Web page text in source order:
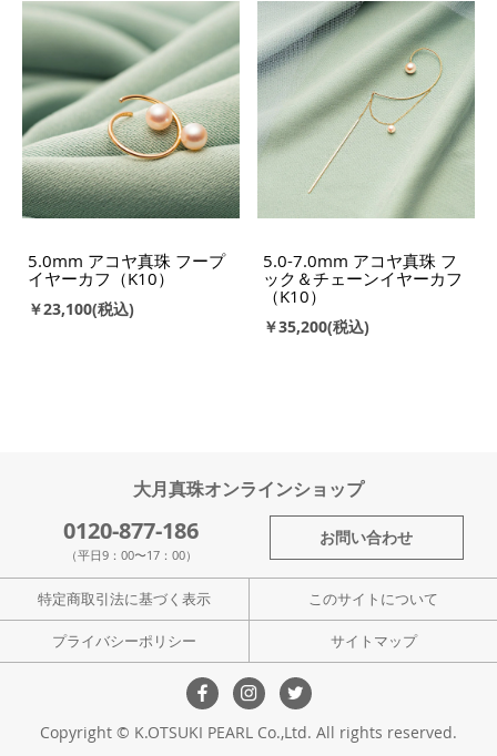
5.0mm アコヤ真珠 フープ
イヤーカフ（K10）
￥23,100
5.0-7.0mm アコヤ真珠 フ
ック＆チェーンイヤーカフ
（K10）
￥35,200
大月真珠オンラインショップ
0120-877-186
（平日9：00〜17：00）
お問い合わせ
特定商取引法に基づく表示 このサイトについて
プライバシーポリシー サイトマップ
Copyright © K.OTSUKI PEARL Co.,Ltd. All rights reserved.